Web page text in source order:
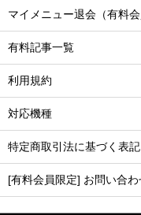
マイメニュー退会（有料会
有料記事一覧
利用規約
対応機種
特定商取引法に基づく表記
[有料会員限定] お問い合わ